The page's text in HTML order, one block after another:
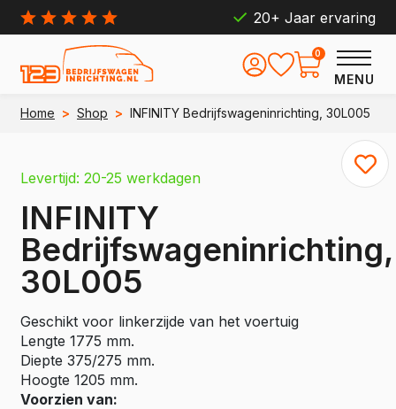
20+ Jaar ervaring
MENU
0
Home > Shop > INFINITY Bedrijfswageninrichting, 30L005
Levertijd: 20-25 werkdagen
INFINITY
Bedrijfswageninrichting,
30L005
Geschikt voor linkerzijde van het voertuig
Lengte 1775 mm.
Diepte 375/275 mm.
Hoogte 1205 mm.
Voorzien van: